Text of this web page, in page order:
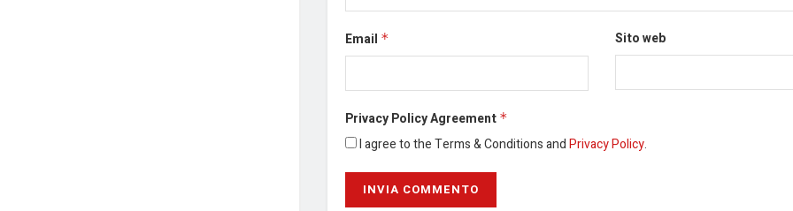
Email * Sito web
Privacy Policy Agreement *
I agree to the Terms & Conditions andPrivacy Policy.